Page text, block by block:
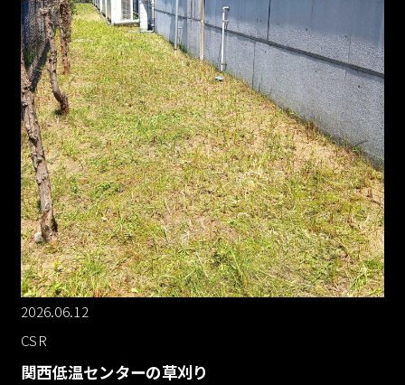
2026.06.12
CSR
関西低温センターの草刈り